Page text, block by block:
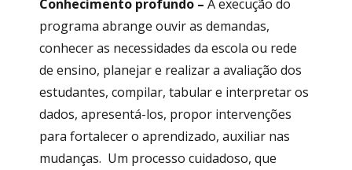
Conhecimento profundo – A execução do
programa abrange ouvir as demandas,
conhecer as necessidades da escola ou rede
de ensino, planejar e realizar a avaliação dos
estudantes, compilar, tabular e interpretar os
dados, apresentá-los, propor intervenções
para fortalecer o aprendizado, auxiliar nas
mudanças. Um processo cuidadoso, que